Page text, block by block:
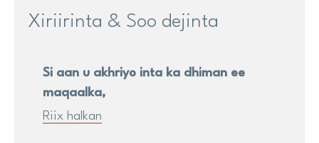
Xiriirinta & Soo dejinta
Si aan u akhriyo inta ka dhiman ee
maqaalka,
Riix halkan